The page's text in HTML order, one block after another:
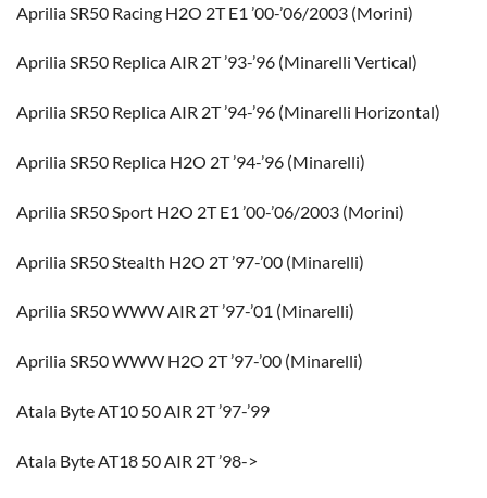
Aprilia SR50 Racing H2O 2T E1 ’00-’06/2003 (Morini)
Aprilia SR50 Replica AIR 2T ’93-’96 (Minarelli Vertical)
Aprilia SR50 Replica AIR 2T ’94-’96 (Minarelli Horizontal)
Aprilia SR50 Replica H2O 2T ’94-’96 (Minarelli)
Aprilia SR50 Sport H2O 2T E1 ’00-’06/2003 (Morini)
Aprilia SR50 Stealth H2O 2T ’97-’00 (Minarelli)
Aprilia SR50 WWW AIR 2T ’97-’01 (Minarelli)
Aprilia SR50 WWW H2O 2T ’97-’00 (Minarelli)
Atala Byte AT10 50 AIR 2T ’97-’99
Atala Byte AT18 50 AIR 2T ’98->